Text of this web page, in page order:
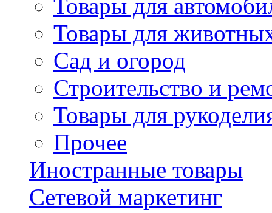
Товары для
Товары для
Сад и огород
Строительство и
Товары для
Прочее
Иностранные товары
Сетевой маркетинг